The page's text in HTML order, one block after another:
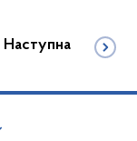
Наступна